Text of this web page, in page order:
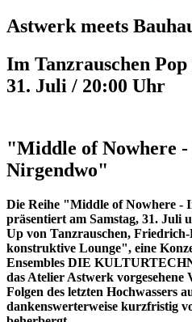
Astwerk meets
Im Tanzrauschen
31. Juli / 20:00 Uhr
"Middle of Nowhere
Nirgendwo"
Die Reihe "Middle of Nowhere -
präsentiert am Samstag, 31. Juli
Up von Tanzrauschen,
konstruktive Lounge", eine
Ensembles DIE
das Atelier Astwerk vorgesehene
Folgen des letzten Hochwassers
dankenswerterweise kurzfristig